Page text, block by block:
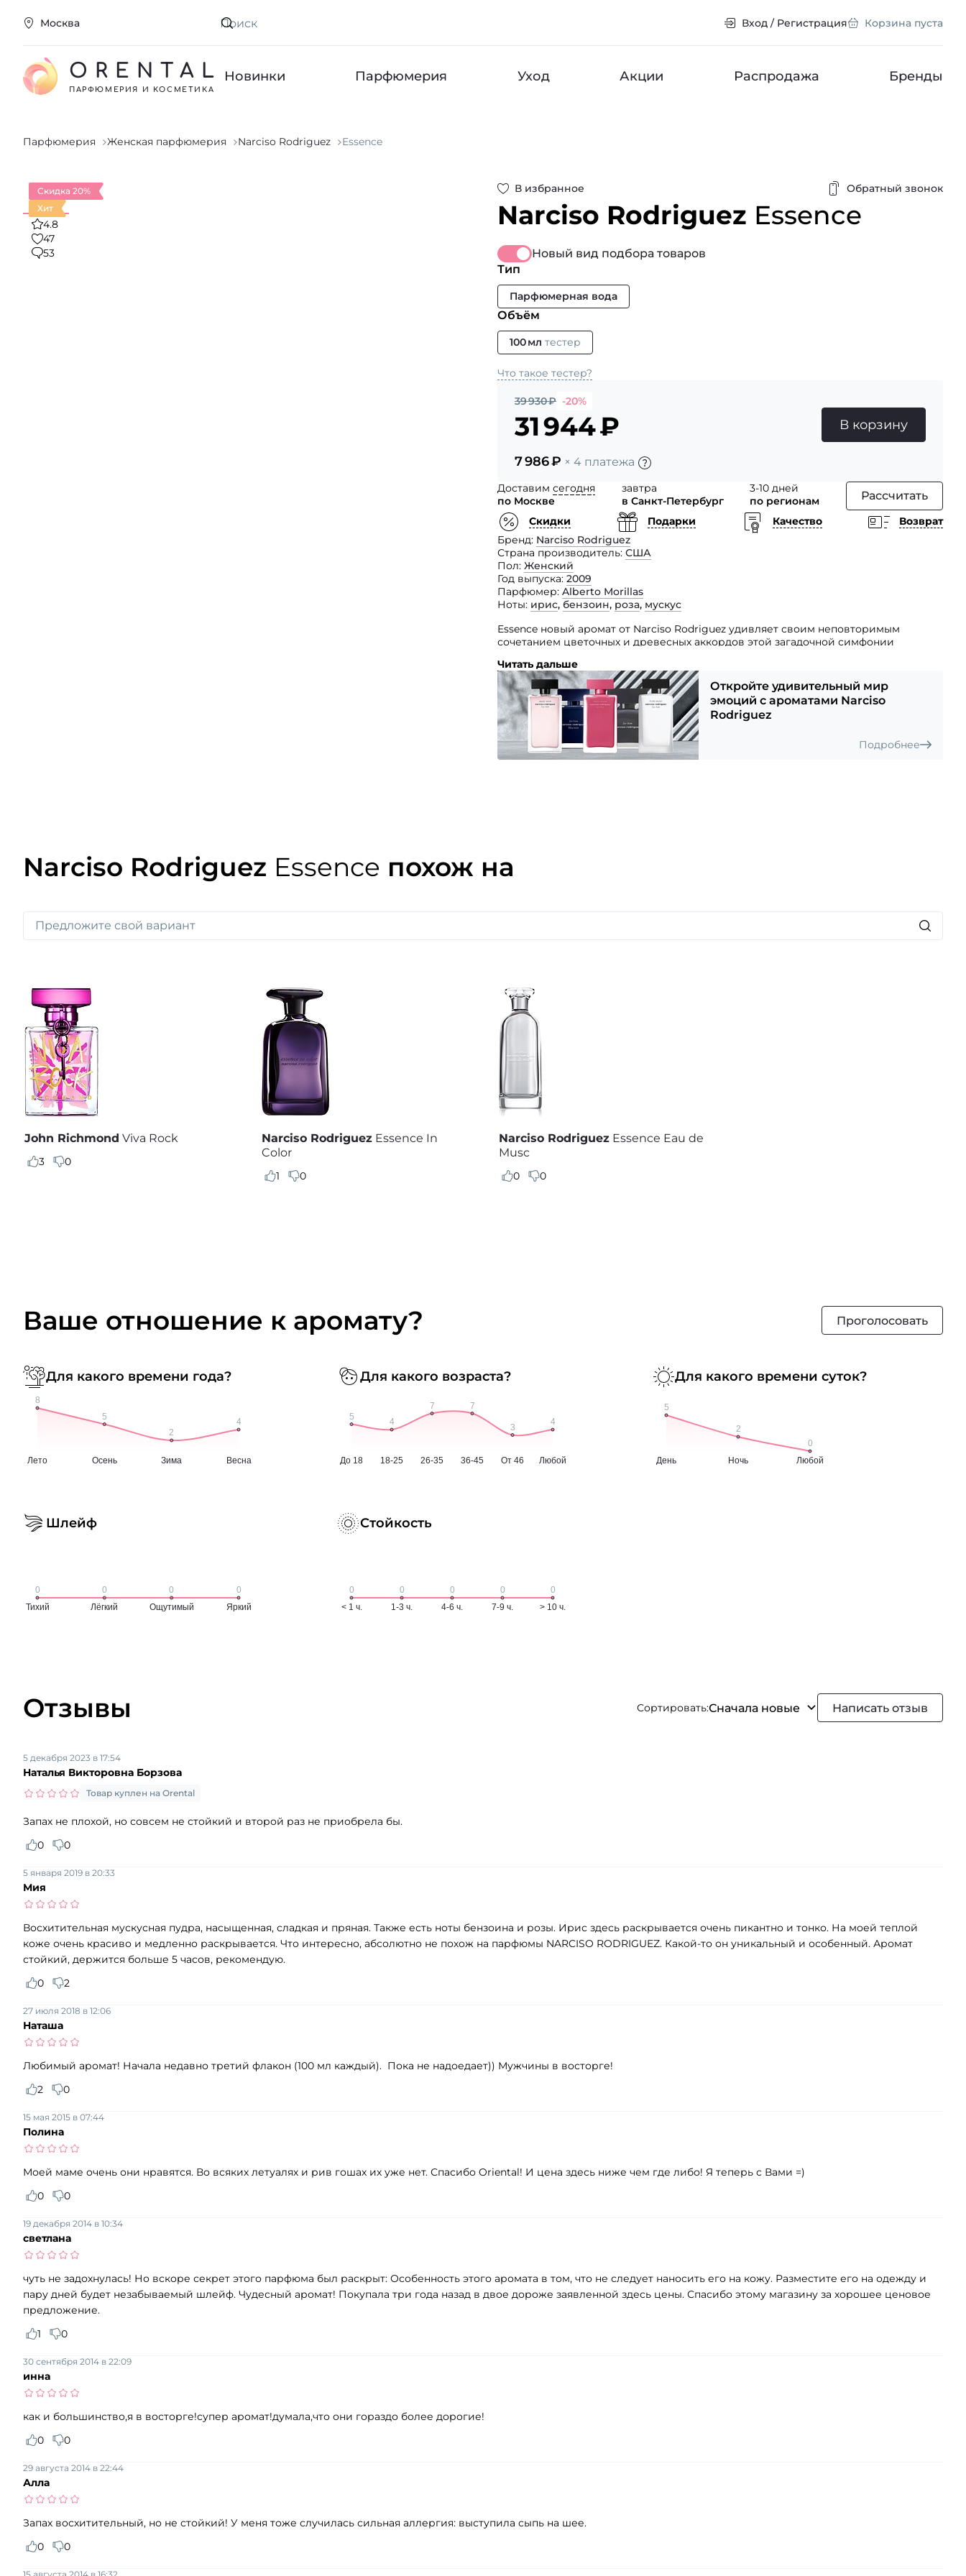
Москва Искать Вход / Регистрация Корзина пуста
ORENTAL
ПАРФЮМЕРИЯ И КОСМЕТИКА
Новинки Парфюмерия Уход Акции Распродажа Бренды
Парфюмерия Женская парфюмерия Narciso Rodriguez Essence
В избранное Обратный звонок
Narciso Rodriguez Essence
Скидка 20%
Хит
4.8
47
53
Новый вид подбора товаров
Тип
Парфюмерная вода
Объём
100 мл тестер
Что такое тестер?
39 930₽ -20%
31 944₽
7 986₽ × 4 платежа
В корзину
Доставим сегодня
по Москве
завтра
в Санкт-Петербург
3-10 дней
по регионам
Рассчитать
Скидки Подарки Качество
Возврат
Бренд Narciso Rodriguez
Страна производитель США
Пол Женский
Год выпуска 2009
Парфюмер Alberto Morillas
Ноты ирис, бензоин, роза, мускус
Essence новый аромат от Narciso Rodriguez удивляет своим неповторимым
сочетанием цветочных и древесных аккордов этой загадочной симфонии
Таинственный аромат, который расскажет о самых сокровенных и страстных
желаниях своей обладательницы.
Читать дальше
Откройте удивительный мир
эмоций с ароматами Narciso
Rodriguez
Подробнее
Narciso Rodriguez Essence похож на
John Richmond Viva Rock
3 0
Narciso Rodriguez Essence In
Color
1 0
Narciso Rodriguez Essence Eau de
Musc
0 0
Ваше отношение к аромату? Проголосовать
Для какого времени года? Для какого возраста? Для какого времени суток?
Шлейф Стойкость
Отзывы Сортировать:Сначала новые Написать отзыв
Наталья Викторовна Борзова
5 декабря 2023 в 17:54
Товар куплен на Orental
Запах не плохой, но совсем не стойкий и второй раз не приобрела бы.
0
0
Мия
5 января 2019 в 20:33
Восхитительная мускусная пудра, насыщенная, сладкая и пряная. Также есть ноты бензоина и розы. Ирис здесь раскрывается очень пикантно и тонко. На моей теплой
коже очень красиво и медленно раскрывается. Что интересно, абсолютно не похож на парфюмы NARCISO RODRIGUEZ. Какой-то он уникальный и особенный. Аромат
стойкий, держится больше 5 часов, рекомендую.
0
2
Наташа
27 июля 2018 в 12:06
Любимый аромат! Начала недавно третий флакон (100 мл каждый). Пока не надоедает)) Мужчины в восторге!
2
0
Полина
15 мая 2015 в 07:44
Моей маме очень они нравятся. Во всяких летуалях и рив гошах их уже нет. Спасибо Oriental! И цена здесь ниже чем где либо! Я теперь с Вами =)
0
0
светлана
19 декабря 2014 в 10:34
чуть не задохнулась! Но вскоре секрет этого парфюма был раскрыт: Особенность этого аромата в том, что не следует наносить его на кожу. Разместите его на одежду и
пару дней будет незабываемый шлейф. Чудесный аромат! Покупала три года назад в двое дороже заявленной здесь цены. Спасибо этому магазину за хорошее ценовое
предложение.
1
0
инна
30 сентября 2014 в 22:09
как и большинство,я в восторге!супер аромат!думала,что они гораздо более дорогие!
0
0
Алла
29 августа 2014 в 22:44
Запах восхитительный, но не стойкий! У меня тоже случилась сильная аллергия: выступила сыпь на шее.
0
0